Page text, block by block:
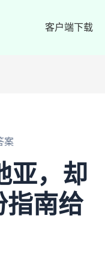
客户端下载
案
亚，却
指南给